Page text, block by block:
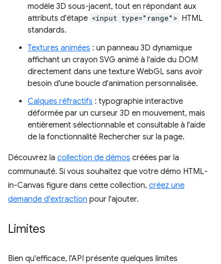
modèle 3D sous-jacent, tout en répondant aux
attributs d'étape <input type="range"> HTML
standards.
Textures animées : un panneau 3D dynamique
affichant un crayon SVG animé à l'aide du DOM
directement dans une texture WebGL sans avoir
besoin d'une boucle d'animation personnalisée.
Calques réfractifs : typographie interactive
déformée par un curseur 3D en mouvement, mais
entièrement sélectionnable et consultable à l'aide
de la fonctionnalité Rechercher sur la page.
Découvrez la collection de démos créées par la
communauté. Si vous souhaitez que votre démo HTML-
in-Canvas figure dans cette collection, créez une
demande d'extraction pour l'ajouter.
Limites
Bien qu'efficace, l'API présente quelques limites